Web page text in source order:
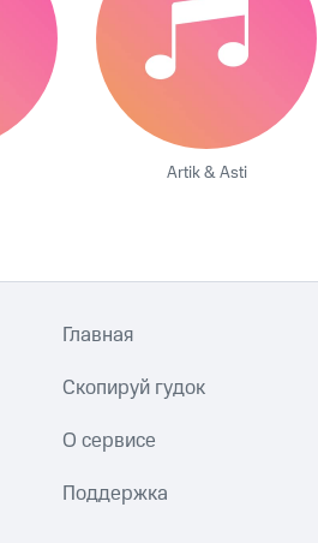
Artik & Asti
Главная
Скопируй гудок
О сервисе
Поддержка